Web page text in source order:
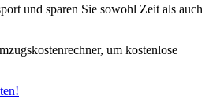
und sparen Sie sowohl Zeit als auch
um kostenlose